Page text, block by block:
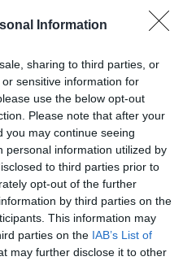
Information
sharing to third parties, or
sensitive information for
use the below opt-out
Please note that after your
you may continue seeing
personal information utilized by
to third parties prior to
opt-out of the further
by third parties on the
This information may
parties on the IAB’s List of
may further disclose it to other
nacional. Nós já o
veio demonstrar um total
dos vários países (…),
e muito assertiva,
sentido de termos uma
ao medicamento”,
problema das falhas no
muitas vezes em Portugal
estritamente do